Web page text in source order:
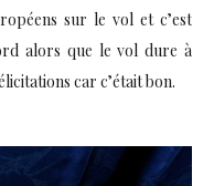
sur le vol et c’est
alors que le vol dure à
car c’était bon.